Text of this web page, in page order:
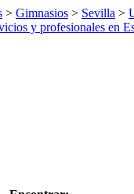
> Gimnasios > Sevilla >